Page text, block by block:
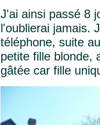
J'ai ainsi passé 8
l'oublierai jamais.
téléphone, suite
petite fille blonde,
gâtée car fille